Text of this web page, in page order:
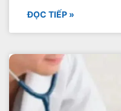
ĐỌC TIẾP »